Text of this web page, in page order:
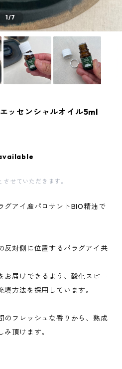
1/7
ッセンシャルオイル5ml
せていただきます。
グアイ産パロサントBIO精油で
反対側に位置するパラグアイ共
お届けできるよう、酸化スピー
填方法を採用しています。
のフレッシュな香りから、熟成
頂けます。